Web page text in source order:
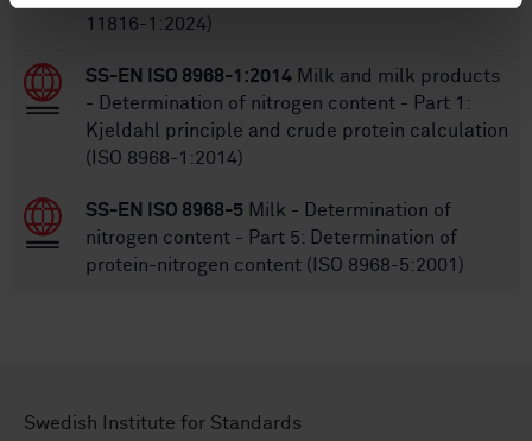
11816-1:2024)
SS-EN ISO 8968-1:2014 Milk and milk products
- Determination of nitrogen content - Part 1:
Kjeldahl principle and crude protein calculation
(ISO 8968-1:2014)
SS-EN ISO 8968-5 Milk - Determination of
nitrogen content - Part 5: Determination of
protein-nitrogen content (ISO 8968-5:2001)
Swedish Institute for Standards